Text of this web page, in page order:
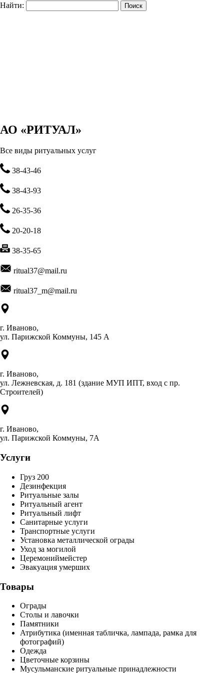
Найти:
АО «РИТУАЛ»
Все виды ритуальных услуг
38-43-46
38-43-93
26-35-36
20-20-18
38-35-65
ritual37@mail.ru
ritual37_m@mail.ru
г. Иваново,
ул. Парижской Коммуны, 145 А
г. Иваново,
ул. Лежневская, д. 181 (здание МУП ИПТ, вход с пр.
Строителей)
г. Иваново,
ул. Парижской Коммуны, 7А
Услуги
Груз 200
Дезинфекция
Ритуальные залы
Ритуальный агент
Ритуальный лифт
Санитарные услуги
Транспортные услуги
Установка металлической ограды
Уход за могилой
Церемониймейстер
Эвакуация умерших
Товары
Ограды
Столы и лавочки
Памятники
Атрибутика (именная табличка, лампада, рамка для
фотографий)
Одежда
Цветочные корзины
Мусульманские ритуальные принадлежности